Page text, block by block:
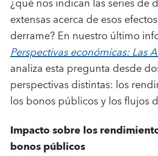
extensas acerca de esos
derrame? En nuestro último
Perspectivas económicas: Las
analiza esta pregunta desde
perspectivas distintas: los
los bonos públicos y los flujos
Impacto sobre los
bonos públicos